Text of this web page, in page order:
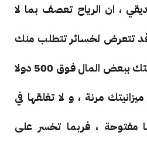
، ان الرياح تعصف بما لا
تتعرض لخسائر تتطلب منك
تصحيح اخطاء استراتيجيتك ببعض المال فوق 500 دولا
مرنة ، و لا تغلقها في
مفتوحة ، فربما تخسر على